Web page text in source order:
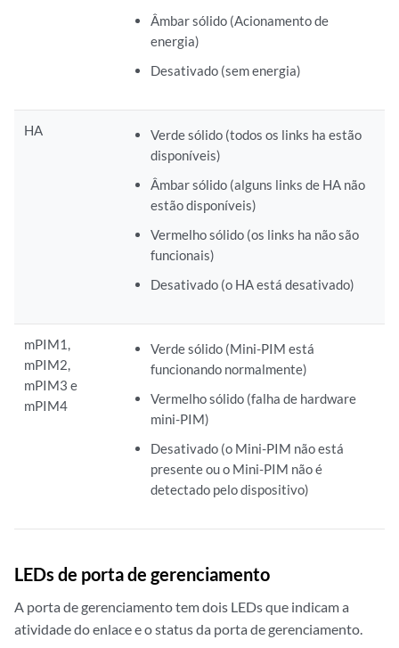
Âmbar sólido (Acionamento de
energia)
Desativado (sem energia)
HA
Verde sólido (todos os links ha estão
disponíveis)
Âmbar sólido (alguns links de HA não
estão disponíveis)
Vermelho sólido (os links ha não são
funcionais)
Desativado (o HA está desativado)
mPIM1,
mPIM2,
mPIM3 e
mPIM4
Verde sólido (Mini-PIM está
funcionando normalmente)
Vermelho sólido (falha de hardware
mini-PIM)
Desativado (o Mini-PIM não está
presente ou o Mini-PIM não é
detectado pelo dispositivo)
LEDs de porta de gerenciamento
A porta de gerenciamento tem dois LEDs que indicam a
atividade do enlace e o status da porta de gerenciamento.